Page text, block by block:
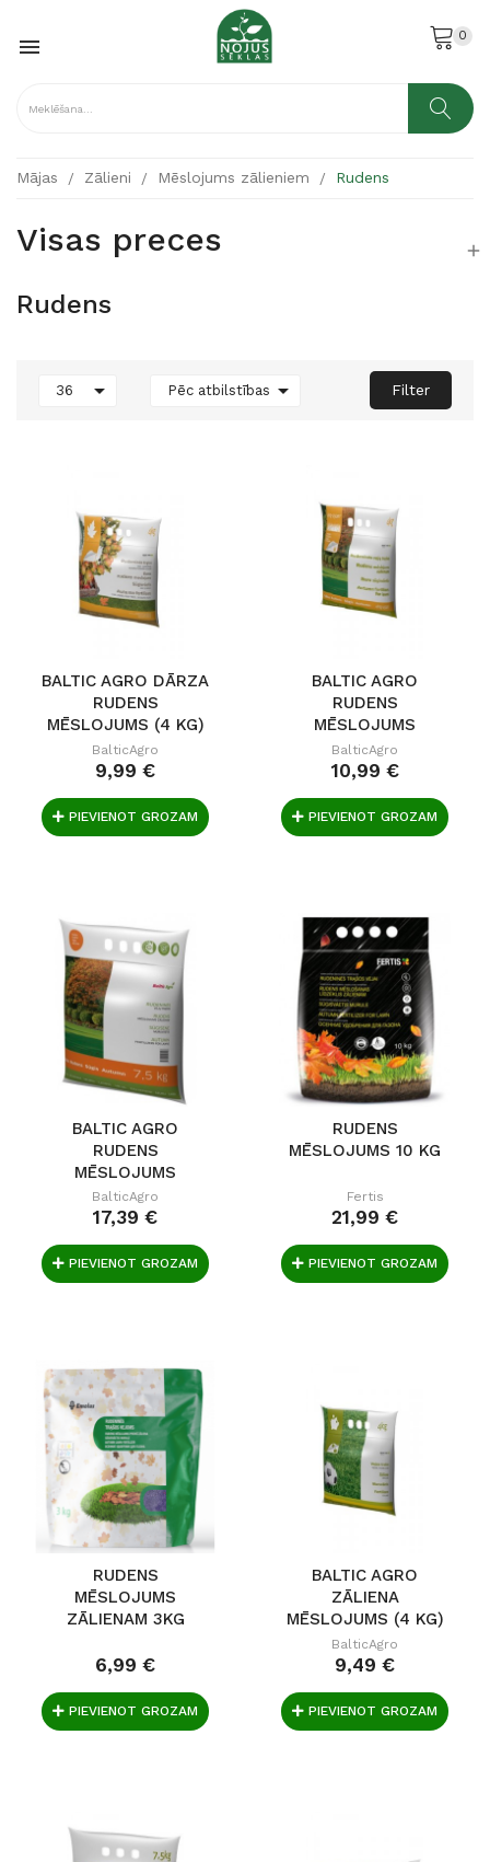
 0
Mājas Zālieni Mēslojums zālieniem Rudens
Visas preces 
Rudens
36  Pēc atbilstības  Filter
BALTIC AGRO DĀRZA
RUDENS
MĒSLOJUMS (4 KG)
BalticAgro
9,99 €
PIEVIENOT GROZAM
BALTIC AGRO
RUDENS
MĒSLOJUMS
ZĀLIENAM (4 KG)
BalticAgro
10,99 €
PIEVIENOT GROZAM
BALTIC AGRO
RUDENS
MĒSLOJUMS
ZĀLIENAM (7,5 KG)
BalticAgro
17,39 €
PIEVIENOT GROZAM
RUDENS
MĒSLOJUMS 10 KG
Fertis
21,99 €
PIEVIENOT GROZAM
RUDENS
MĒSLOJUMS
ZĀLIENAM 3KG
6,99 €
PIEVIENOT GROZAM
BALTIC AGRO
ZĀLIENA
MĒSLOJUMS (4 KG)
BalticAgro
9,49 €
PIEVIENOT GROZAM